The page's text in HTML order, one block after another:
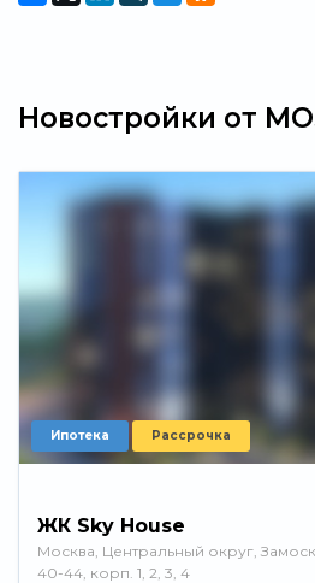
Новостройки от
Ипотека Рассрочка
ЖК Sky House
Москва, Центральный округ,
40-44, корп. 1, 2, 3, 4